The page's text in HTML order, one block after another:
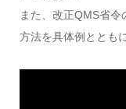
また、改正QMS省
方法を具体例ととも